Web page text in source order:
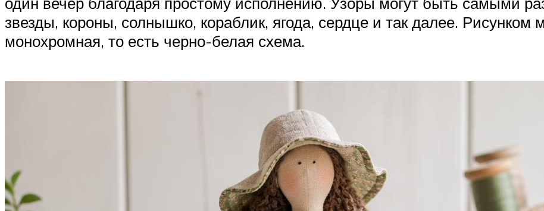
звезды, короны, солнышко, кораблик, ягода, сердце и так далее.
монохромная, то есть черно-белая схема.